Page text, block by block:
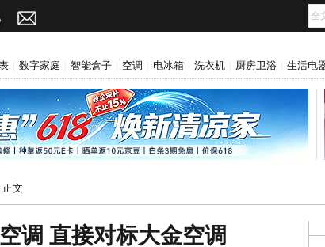
数字家庭 智能盒子 空调 电冰箱 洗衣机 厨房卫浴 生活电
正文
调 直接对标大金空调